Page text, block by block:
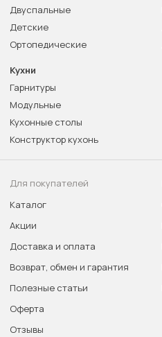
Двуспальные
Детские
Ортопедические
Кухни
Гарнитуры
Модульные
Кухонные столы
Конструктор кухонь
Для покупателей
Каталог
Акции
Доставка и оплата
Возврат, обмен и гарантия
Полезные статьи
Оферта
Отзывы